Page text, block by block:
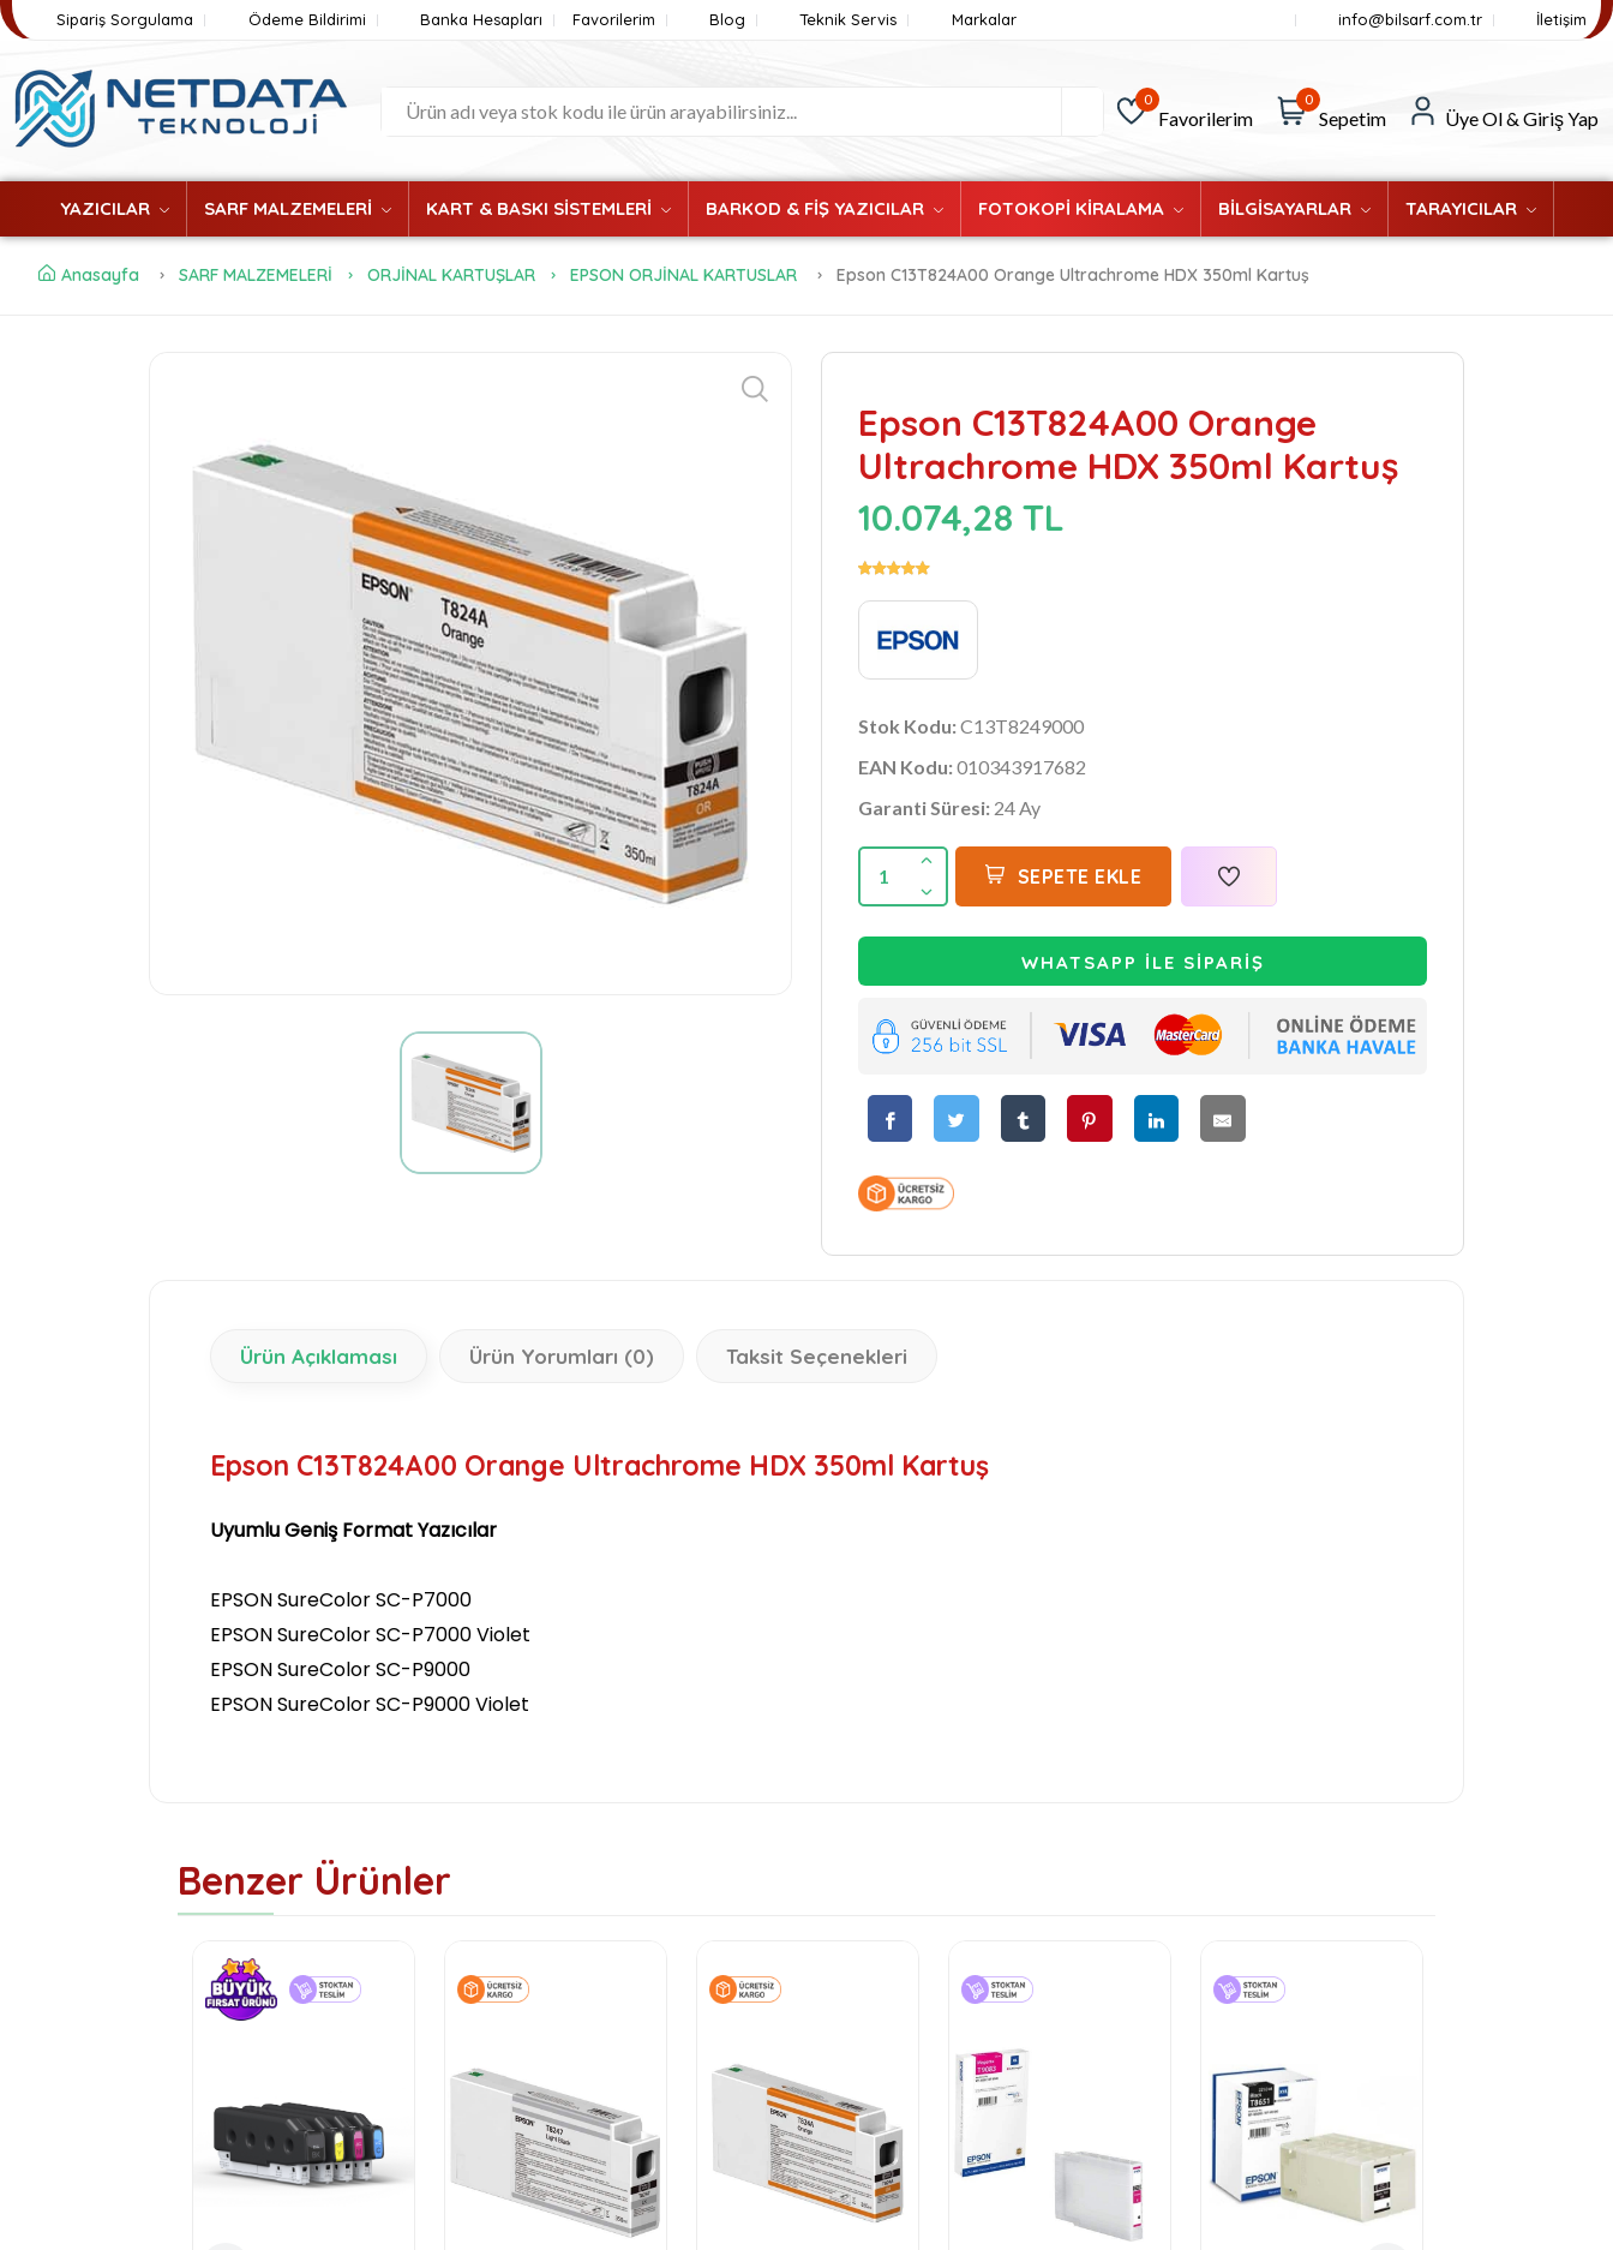
Sipariş Sorgulama Ödeme Bildirimi Banka Hesapları Favorilerim Blog Teknik Servis Markalar info@bilsarf.com.tr İletişim
0
Favorilerim
0
Sepetim Üye Ol & Giriş Yap
YAZICILAR SARF MALZEMELERİ KART & BASKI SİSTEMLERİ BARKOD & FİŞ YAZICILAR FOTOKOPİ KİRALAMA BİLGİSAYARLAR TARAYICILAR
Anasayfa SARF MALZEMELERİ ORJİNAL KARTUŞLAR EPSON ORJİNAL KARTUSLAR Epson C13T824A00 Orange Ultrachrome HDX 350ml Kartuş
Epson C13T824A00 Orange
Ultrachrome HDX 350ml Kartuş
10.074,28 TL
Stok Kodu:C13T8249000
EAN Kodu:010343917682
Garanti Süresi: 24 Ay
1 SEPETE EKLE
WHATSAPP İLE SİPARİŞ
Ürün Açıklaması Ürün Yorumları (0) Taksit Seçenekleri
Epson C13T824A00 Orange Ultrachrome HDX 350ml Kartuş
Uyumlu Geniş Format Yazıcılar
EPSON SureColor SC-P7000
EPSON SureColor SC-P7000 Violet
EPSON SureColor SC-P9000
EPSON SureColor SC-P9000 Violet
Benzer Ürünler